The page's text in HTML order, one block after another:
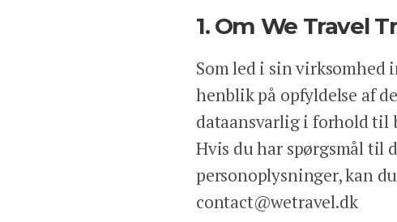
1. Om We Travel
Som led i sin virksomhed
henblik på opfyldelse af
dataansvarlig i forhold til
Hvis du har spørgsmål til
personoplysninger, kan
contact@wetravel.dk